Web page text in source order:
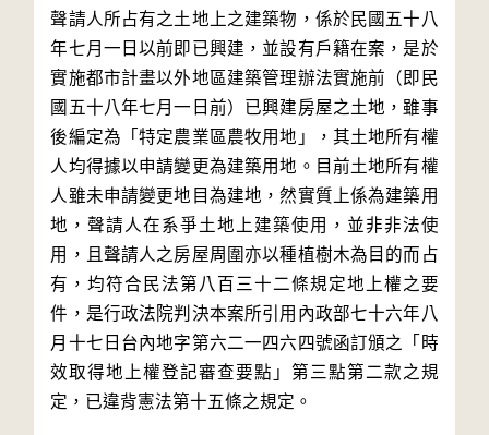
聲請人所占有之土地上之建築物，係於民國五十八
年七月一日以前即已興建，並設有戶籍在案，是於
實施都市計畫以外地區建築管理辦法實施前（即民
國五十八年七月一日前）已興建房屋之土地，雖事
後編定為「特定農業區農牧用地」，其土地所有權
人均得據以申請變更為建築用地。目前土地所有權
人雖未申請變更地目為建地，然實質上係為建築用
地，聲請人在系爭土地上建築使用，並非非法使
用，且聲請人之房屋周圍亦以種植樹木為目的而占
有，均符合民法第八百三十二條規定地上權之要
件，是行政法院判決本案所引用內政部七十六年八
月十七日台內地字第六二一四六四號函訂頒之「時
效取得地上權登記審查要點」第三點第二款之規
定，已違背憲法第十五條之規定。